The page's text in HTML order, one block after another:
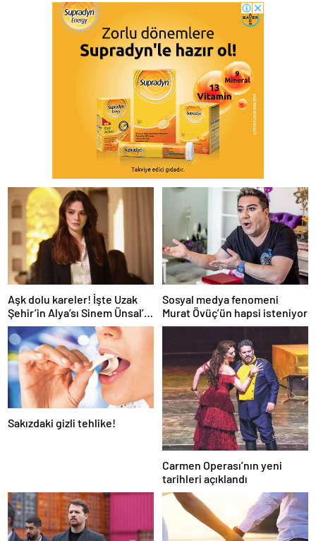
Aşk dolu kareler! İşte Uzak
Şehir’in Alya’sı Sinem Ünsal’ın
gerçek hayattaki sevgilisi
Sosyal medya fenomeni
Murat Övüç’ün hapsi isteniyor
Sakızdaki gizli tehlike!
Carmen Operası’nın yeni
tarihleri açıklandı